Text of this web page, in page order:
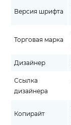
Версия шрифта
Торговая марка
Дизайнер
Ссылка
дизайнера
Копирайт